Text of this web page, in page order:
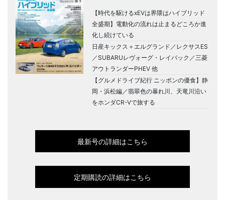
【時代を駆けるxEVは界隈はハイブリッド
全盛期】電動化の流れは止まるどころか進
化し続けている
日産キックス＋エルグランド／レクサスES
／SUBARUレヴォーグ・レイバック／三菱
アウトランダーPHEV 他
【グルメドライブ紀行 ニッポンの優食】静
岡・浜松編／翡翠色の暴れ川、天竜川沿い
をホンダCR-Vで旅する
最新号の詳細はこちら
定期購読の詳細はこちら